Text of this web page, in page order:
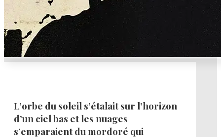
L’orbe du soleil s’étalait sur l’horizon
d’un ciel bas et les nuages
s’emparaient du mordoré qui